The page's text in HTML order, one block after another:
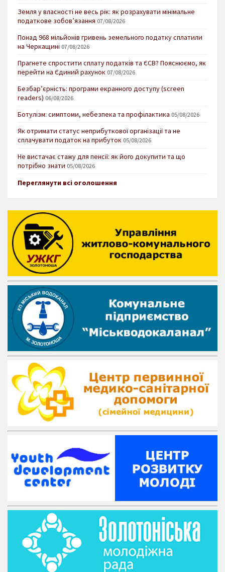
Земля у власності не весь рік: як розрахувати мінімальне
податкове зобов’язання 07/08/2026
Понад 968 мільйонів гривень земельного податку сплатили
на Черкащині 07/08/2026
Прагнете спростити сплату податків та ЄСВ? Пояснюємо, як
перейти на Єдиний рахунок 07/08/2026
Безбар’єрність: програми екранного доступу (screen
readers) 06/08/2026
Ботулізм: симптоми, небезпека та профілактика 05/08/2026
Як отримати статус неприбуткової організації та не
сплачувати податок на прибуток 05/08/2026
Не вистачає стажу для пенсії: як його докупити та що
потрібно знати 05/08/2026
Переглянути всі оголошення